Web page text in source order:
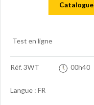
Catalogue
Test en ligne
Réf.3WT 00h40
Langue : FR